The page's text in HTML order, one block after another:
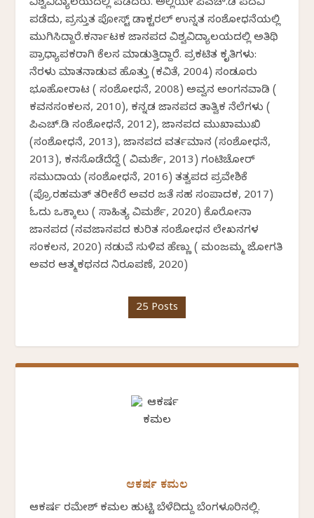
ವಿಶ್ವವಿದ್ಯಾಲಯದಲ್ಲಿ ಪಡೆದರು. ಅಲ್ಲಿಯೇ ಪಿಎಚ್.ಡಿ ಪದವಿ
ಪಡೆದು, ಪ್ರಸ್ತುತ ಪೋಸ್ಟ್ ಡಾಕ್ಟರಲ್ ಉನ್ನತ ಸಂಶೋಧನೆಯಲ್ಲಿ
ಮುಗಿಸಿದ್ದಾರೆ.ಕರ್ನಾಟಕ ಜಾನಪದ ವಿಶ್ವವಿದ್ಯಾಲಯದಲ್ಲಿ ಅತಿಥಿ
ಪ್ರಾಧ್ಯಾಪಕರಾಗಿ ಕೆಲಸ ಮಾಡುತ್ತಿದ್ದಾರೆ. ಪ್ರಕಟಿತ ಕೃತಿಗಳು:
ನೆರಳು ಮಾತನಾಡುವ ಹೊತ್ತು (ಕವಿತೆ, 2004) ಸಂಡೂರು
ಭೂಹೋರಾಟ ( ಸಂಶೋಧನೆ, 2008) ಅವ್ವನ ಅಂಗನವಾಡಿ (
ಕವನಸಂಕಲನ, 2010), ಕನ್ನಡ ಜಾನಪದ ತಾತ್ವಿಕ ನೆಲೆಗಳು (
ಪಿಎಚ್.ಡಿ ಸಂಶೋಧನೆ, 2012), ಜಾನಪದ ಮುಖಾಮುಖಿ
(ಸಂಶೋಧನೆ, 2013), ಜಾನಪದ ವರ್ತಮಾನ (ಸಂಶೋಧನೆ,
2013), ಕನಸೊಡೆದೆದ್ದೆ ( ವಿಮರ್ಶೆ, 2013) ಗಂಟಿಚೋರ್
ಸಮುದಾಯ (ಸಂಶೋಧನೆ, 2016) ತತ್ವಪದ ಪ್ರವೇಶಿಕೆ
(ಪ್ರೊ.ರಹಮತ್ ತರೀಕೆರೆ ಅವರ ಜತೆ ಸಹ ಸಂಪಾದಕ, 2017)
ಓದು ಒಕ್ಕಾಲು ( ಸಾಹಿತ್ಯ ವಿಮರ್ಶೆ, 2020) ಕೊರೋನಾ
ಜಾನಪದ (ನವಜಾನಪದ ಕುರಿತ ಸಂಶೋಧನ ಲೇಖನಗಳ
ಸಂಕಲನ, 2020) ನಡುವೆ ಸುಳಿವ ಹೆಣ್ಣು ( ಮಂಜಮ್ಮ ಜೋಗತಿ
ಅವರ ಆತ್ಮಕಥನದ ನಿರೂಪಣೆ, 2020)
25 Posts
ಆಕರ್ಷ ಕಮಲ
ಆಕರ್ಷ ರಮೇಶ್ ಕಮಲ ಹುಟ್ಟಿ ಬೆಳೆದಿದ್ದು ಬೆಂಗಳೂರಿನಲ್ಲಿ.